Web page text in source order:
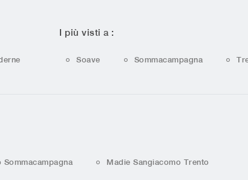
I più visti a :
Soave Sommacampagna
Sommacampagna Madie Sangiacomo Trento